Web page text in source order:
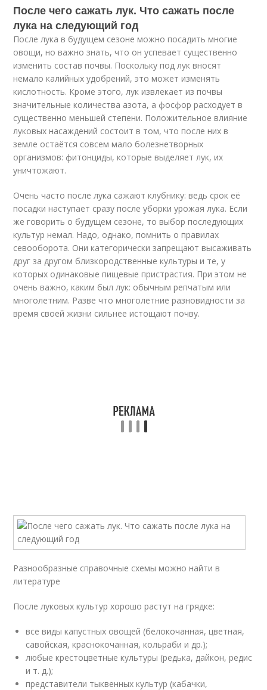
После чего сажать лук. Что сажать после
лука на следующий год
После лука в будущем сезоне можно посадить многие
овощи, но важно знать, что он успевает существенно
изменить состав почвы. Поскольку под лук вносят
немало калийных удобрений, это может изменять
кислотность. Кроме этого, лук извлекает из почвы
значительные количества азота, а фосфор расходует в
существенно меньшей степени. Положительное влияние
луковых насаждений состоит в том, что после них в
земле остаётся совсем мало болезнетворных
организмов: фитонциды, которые выделяет лук, их
уничтожают.
Очень часто после лука сажают клубнику: ведь срок её
посадки наступает сразу после уборки урожая лука. Если
же говорить о будущем сезоне, то выбор последующих
культур немал. Надо, однако, помнить о правилах
севооборота. Они категорически запрещают высаживать
друг за другом близкородственные культуры и те, у
которых одинаковые пищевые пристрастия. При этом не
очень важно, каким был лук: обычным репчатым или
многолетним. Разве что многолетние разновидности за
время своей жизни сильнее истощают почву.
Разнообразные справочные схемы можно найти в
литературе
После луковых культур хорошо растут на грядке:
все виды капустных овощей (белокочанная, цветная,
савойская, краснокочанная, кольраби и др.);
любые крестоцветные культуры (редька, дайкон, редис
и т. д.);
представители тыквенных культур (кабачки,